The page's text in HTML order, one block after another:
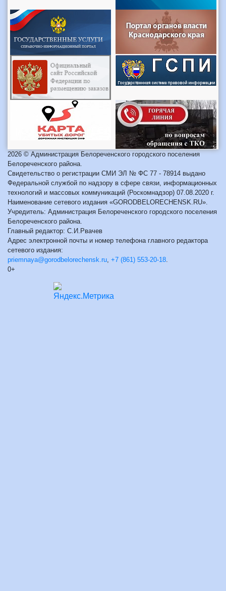
2026 © Администрация Белореченского городского поселения
Белореченского района.
Свидетельство о регистрации СМИ ЭЛ № ФС 77 - 78914 выдано
Федеральной службой по надзору в сфере связи, информационных
технологий и массовых коммуникаций (Роскомнадзор) 07.08.2020 г.
Наименование сетевого издания «GORODBELORECHENSK.RU».
Учредитель: Администрация Белореченского городского поселения
Белореченского района.
Главный редактор: С.И.Рвачев
Адрес электронной почты и номер телефона главного редактора
сетевого издания:
priemnaya@gorodbelorechensk.ru +7 (861) 553-20-18
0+